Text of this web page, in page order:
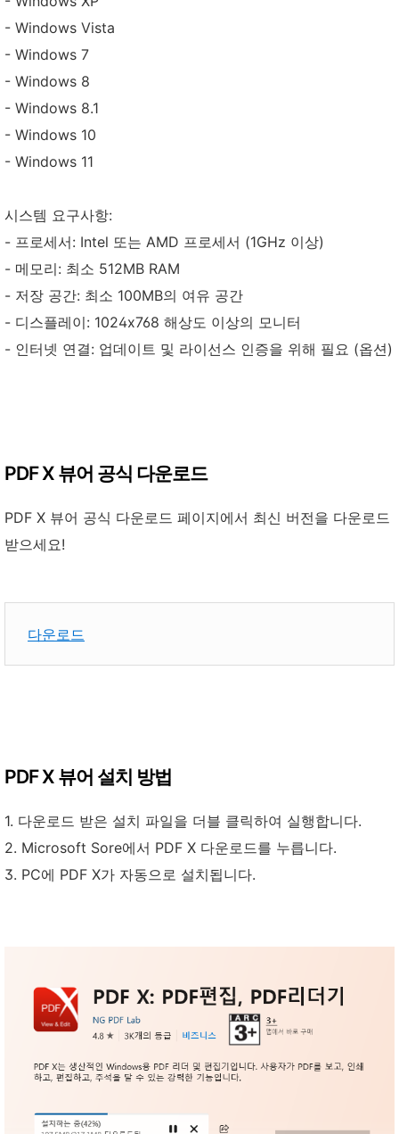
- Windows Vista
- Windows 7
- Windows 8
- Windows 8.1
- Windows 10
- Windows 11
시스템 요구사항:
- 프로세서: Intel 또는 AMD 프로세서 (1GHz 이상)
- 메모리: 최소 512MB RAM
- 저장 공간: 최소 100MB의 여유 공간
- 디스플레이: 1024x768 해상도 이상의 모니터
- 인터넷 연결: 업데이트 및 라이선스 인증을 위해 필요 (옵션)
PDF X 뷰어 공식 다운로드
PDF X 뷰어 공식 다운로드 페이지에서 최신 버전을 다운로드
받으세요!
다운로드
PDF X 뷰어 설치 방법
1. 다운로드 받은 설치 파일을 더블 클릭하여 실행합니다.
2. Microsoft Sore에서 PDF X 다운로드를 누릅니다.
3. PC에 PDF X가 자동으로 설치됩니다.